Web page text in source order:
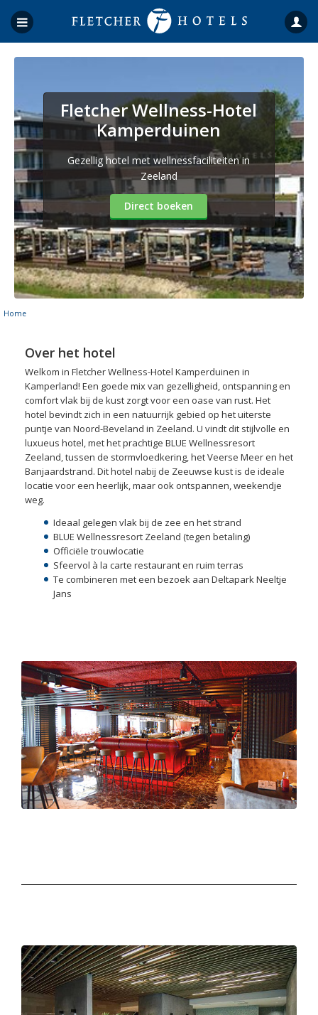
Fletcher Wellness-Hotel
Kamperduinen
Gezellig hotel met wellnessfaciliteiten in
Zeeland
Direct boeken
Home
Over het hotel
Welkom in Fletcher Wellness-Hotel Kamperduinen in
Kamperland! Een goede mix van gezelligheid, ontspanning en
comfort vlak bij de kust zorgt voor een oase van rust. Het
hotel bevindt zich in een natuurrijk gebied op het uiterste
puntje van Noord-Beveland in Zeeland. U vindt dit stijlvolle en
luxueus hotel, met het prachtige BLUE Wellnessresort
Zeeland, tussen de stormvloedkering, het Veerse Meer en het
Banjaardstrand. Dit hotel nabij de Zeeuwse kust is de ideale
locatie voor een heerlijk, maar ook ontspannen, weekendje
weg.
Ideaal gelegen vlak bij de zee en het strand
BLUE Wellnessresort Zeeland (tegen betaling)
Officiële trouwlocatie
Sfeervol à la carte restaurant en ruim terras
Te combineren met een bezoek aan Deltapark Neeltje
Jans